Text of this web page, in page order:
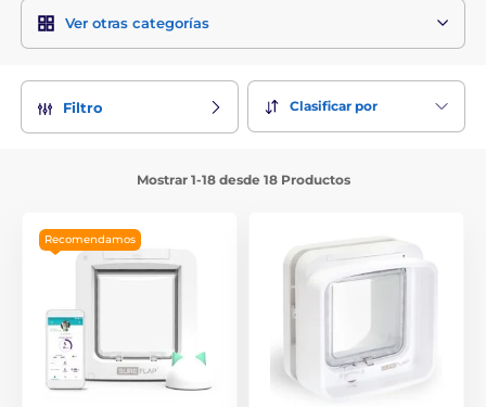
Ver otras categorías
Filtro Clasificar por
Mostrar 1-18 desde 18 Productos
Recomendamos